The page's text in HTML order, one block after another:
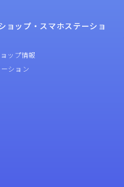
ョップ・スマホステーショ
ップ情報
ション